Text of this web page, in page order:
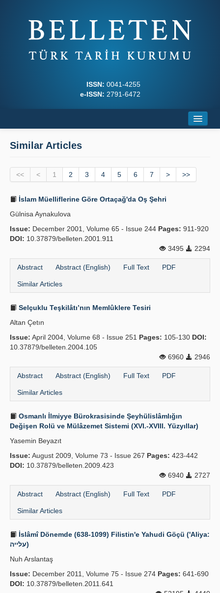
ISSN: 0041-4255
e-ISSN: 2791-6472
Journal Boards
Writing Rules
Principles
Publication Policies
Similar Articles
<< < 1 2 3 4 5 6 7 > >>
İslam Müelliflerine Göre Ortaçağ'da Oş Şehri
Gülnisa Aynakulova
Issue: December 2001, Volume 65 - Issue 244 Pages: 911-920
DOI: 10.37879/belleten.2001.911
3495
2294
Abstract Abstract (English) Full Text PDF
Similar Articles
Selçuklu Teşkilâtı’nın Memlûklere Tesiri
Altan Çetın
Issue: April 2004, Volume 68 - Issue 251 Pages: 105-130 DOI:
10.37879/belleten.2004.105
6960
2946
Abstract Abstract (English) Full Text PDF
Similar Articles
Osmanlı İlmiyye Bürokrasisinde Şeyhülislâmlığın
Değişen Rolü ve Mülâzemet Sistemi (XVI.-XVIII. Yüzyıllar)
Yasemin Beyazıt
Issue: August 2009, Volume 73 - Issue 267 Pages: 423-442
DOI: 10.37879/belleten.2009.423
6940
2727
Abstract Abstract (English) Full Text PDF
Similar Articles
İslâmî Dönemde (638-1099) Filistin'e Yahudi Göçü ('Aliya:
עלייה)
Nuh Arslantaş
Issue: December 2011, Volume 75 - Issue 274 Pages: 641-690
DOI: 10.37879/belleten.2011.641